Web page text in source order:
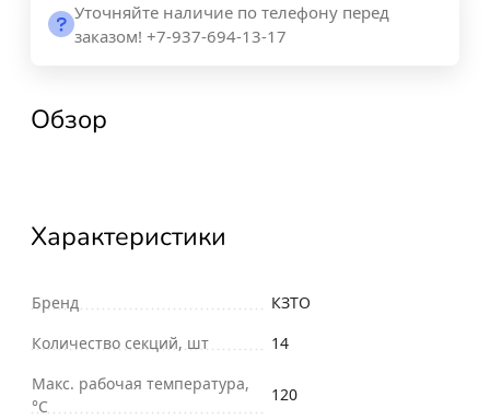
Уточняйте наличие по телефону перед
заказом! +7-937-694-13-17
Обзор
Характеристики
Бренд
КЗТО
Количество секций, шт
14
Макс. рабочая температура,
°С
120